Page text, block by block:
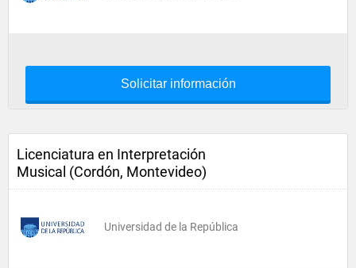
Solicitar información
Licenciatura en Interpretación
Musical (Cordón, Montevideo)
Universidad de la República